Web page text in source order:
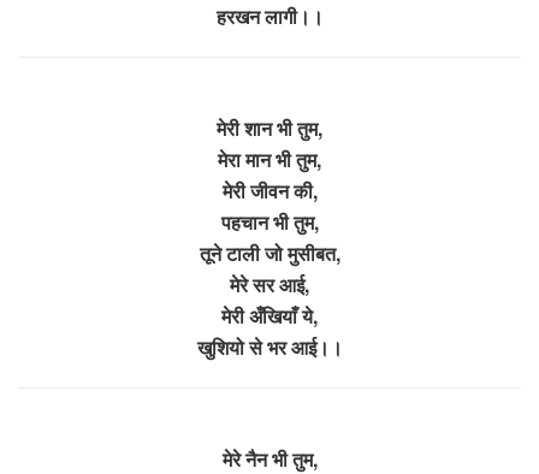
हरखन लागी।।
मेरी शान भी तुम,
मेरा मान भी तुम,
मेरी जीवन की,
पहचान भी तुम,
तूने टाली जो मुसीबत,
मेरे सर आई,
मेरी अँखियाँ ये,
खुशियो से भर आई।।
मेरे नैन भी तुम,